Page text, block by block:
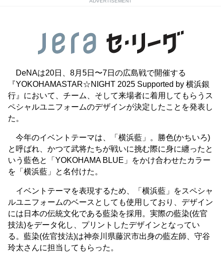
DeNAは20日、8月5日〜7日の広島戦で開催する
『YOKOHAMASTAR☆NIGHT 2025 Supported by 横浜銀
行』において、チーム、そして来場者に着用してもらうス
ペシャルユニフォームのデザインが決定したことを発表し
た。
今年のイベントテーマは、「横浜藍」。勝色(かちいろ)
と呼ばれ、かつて武将たちが戦いに挑む際に身に纏ったと
いう藍色と「YOKOHAMA BLUE」をかけ合わせたカラー
を「横浜藍」と名付けた。
イベントテーマを表現するため、「横浜藍」をスペシャ
ルユニフォームのベースとしても使用しており、デザイン
には日本の伝統文化である藍染を採用。実際の藍染(佐官
技法)をデータ化し、プリントしたデザインとなってい
る。藍染(佐官技法)は神奈川県藤沢市出身の藍左師、守谷
玲太さんに担当してもらった。